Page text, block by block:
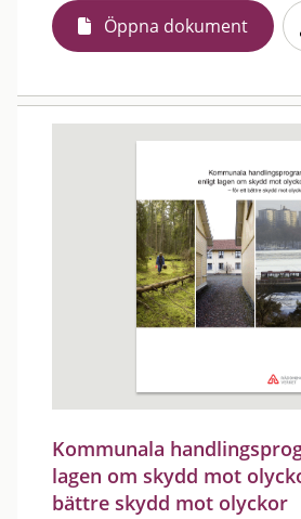
Öppna dokument
Kommunala
lagen om skydd mot
bättre skydd mot olyckor